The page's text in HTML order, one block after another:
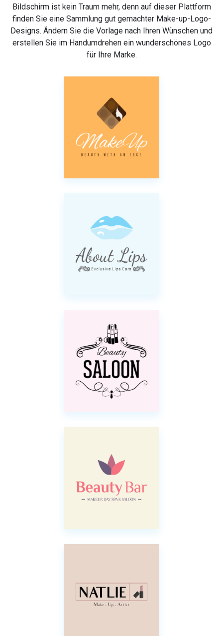
Bildschirm ist kein Traum mehr, denn auf dieser Plattform
finden Sie eine Sammlung gut gemachter Make-up-Logo-
Designs. Ändern Sie die Vorlage nach Ihren Wünschen und
erstellen Sie im Handumdrehen ein wunderschönes Logo
für Ihre Marke.